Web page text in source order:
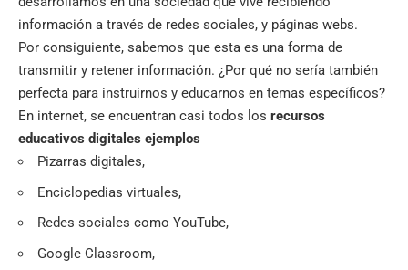
información a través de redes sociales, y páginas webs.
Por consiguiente, sabemos que esta es una forma de
transmitir y retener información. ¿Por qué no sería también
perfecta para instruirnos y educarnos en temas específicos?
En internet, se encuentran casi todos los recursos
educativos digitales ejemplos
Pizarras digitales,
Enciclopedias virtuales,
Redes sociales como YouTube,
Google Classroom,